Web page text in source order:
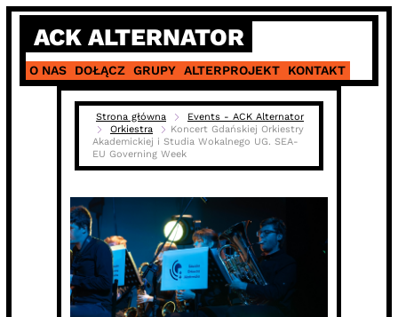
Skip
content
ACK ALTERNATOR
O NAS DOŁĄCZ GRUPY ALTERPROJEKT KONTAKT
Strona główna
Events - ACK Alternator
Orkiestra
Koncert Gdańskiej Orkiestry
Akademickiej i Studia Wokalnego UG. SEA-
EU Governing Week